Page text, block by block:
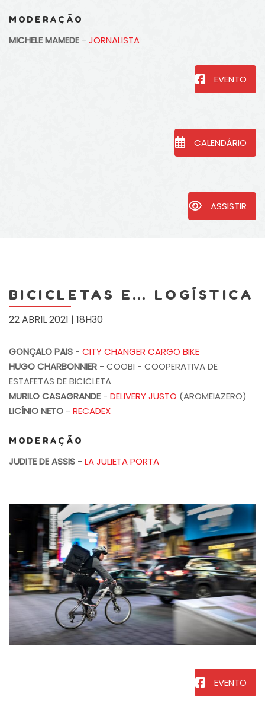
MODERAÇÃO
MICHELE MAMEDE - JORNALISTA
EVENTO
CALENDÁRIO
ASSISTIR
BICICLETAS E… LOGÍSTICA
22 ABRIL 2021 | 18H30
GONÇALO PAIS - CITY CHANGER CARGO BIKE
HUGO CHARBONNIER - COOBI - COOPERATIVA DE
ESTAFETAS DE BICICLETA
MURILO CASAGRANDE - DELIVERY JUSTO (AROMEIAZERO)
LICÍNIO NETO - RECADEX
MODERAÇÃO
JUDITE DE ASSIS - LA JULIETA PORTA
EVENTO